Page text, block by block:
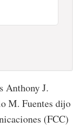
Anthony J.
M. Fuentes dijo
(FCC)